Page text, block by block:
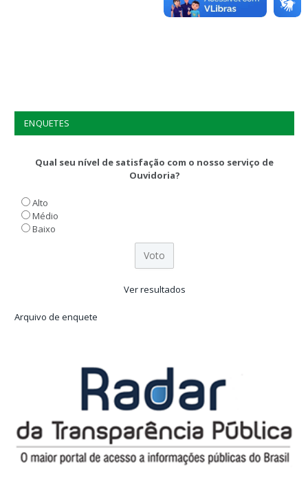
ENQUETES
Qual seu nível de satisfação com o nosso serviço de
Ouvidoria?
Alto
Médio
Baixo
Ver resultados
Arquivo de enquete